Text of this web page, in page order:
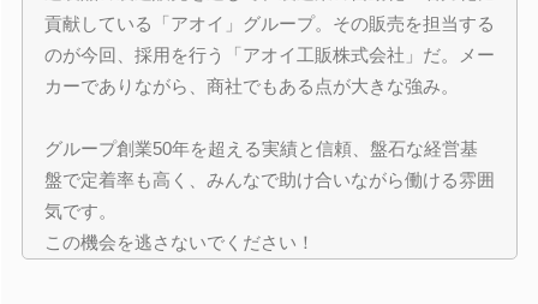
貢献している「アオイ」グループ。その販売を担当する
のが今回、採用を行う「アオイ工販株式会社」だ。メー
カーでありながら、商社でもある点が大きな強み。
グループ創業50年を超える実績と信頼、盤石な経営基
盤で定着率も高く、みんなで助け合いながら働ける雰囲
気です。
この機会を逃さないでください！